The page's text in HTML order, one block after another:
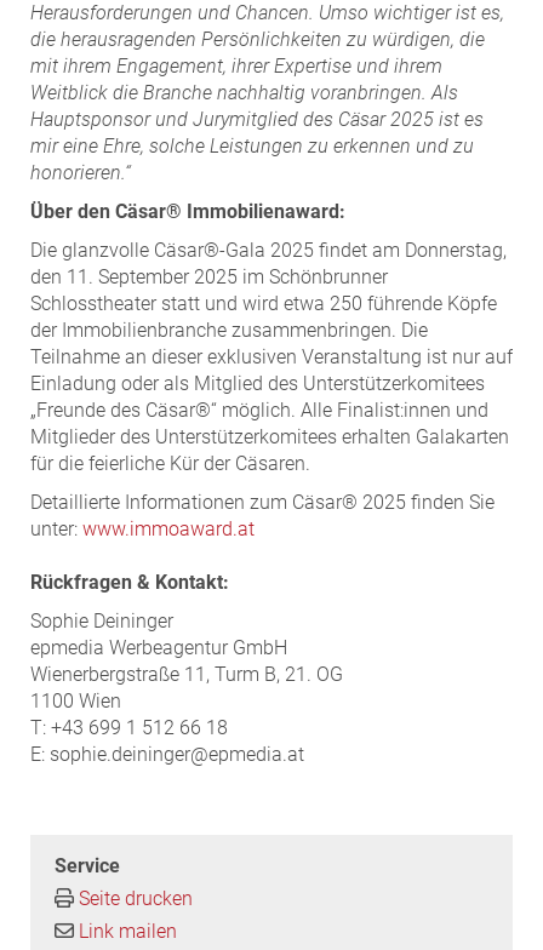
Herausforderungen und Chancen. Umso wichtiger ist es,
die herausragenden Persönlichkeiten zu würdigen, die
mit ihrem Engagement, ihrer Expertise und ihrem
Weitblick die Branche nachhaltig voranbringen. Als
Hauptsponsor und Jurymitglied des Cäsar 2025 ist es
mir eine Ehre, solche Leistungen zu erkennen und zu
honorieren.“
Über den Cäsar® Immobilienaward:
Die glanzvolle Cäsar®-Gala 2025 findet am Donnerstag,
den 11. September 2025 im Schönbrunner
Schlosstheater statt und wird etwa 250 führende Köpfe
der Immobilienbranche zusammenbringen. Die
Teilnahme an dieser exklusiven Veranstaltung ist nur auf
Einladung oder als Mitglied des Unterstützerkomitees
„Freunde des Cäsar®“ möglich. Alle Finalist:innen und
Mitglieder des Unterstützerkomitees erhalten Galakarten
für die feierliche Kür der Cäsaren.
Detaillierte Informationen zum Cäsar® 2025 finden Sie
unter: www.immoaward.at
Rückfragen & Kontakt:
Sophie Deininger
epmedia Werbeagentur GmbH
Wienerbergstraße 11, Turm B, 21. OG
1100 Wien
T: +43 699 1 512 66 18
E: sophie.deininger@epmedia.at
Service
Seite drucken
Link mailen